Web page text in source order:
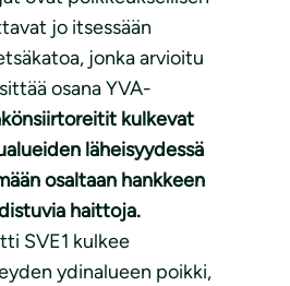
jo itsessään
jonka arvioitu
osana YVA-
kulkevat
läheisyydessä
osaltaan hankkeen
haittoja.
SVE1 kulkee
ydinalueen poikki,